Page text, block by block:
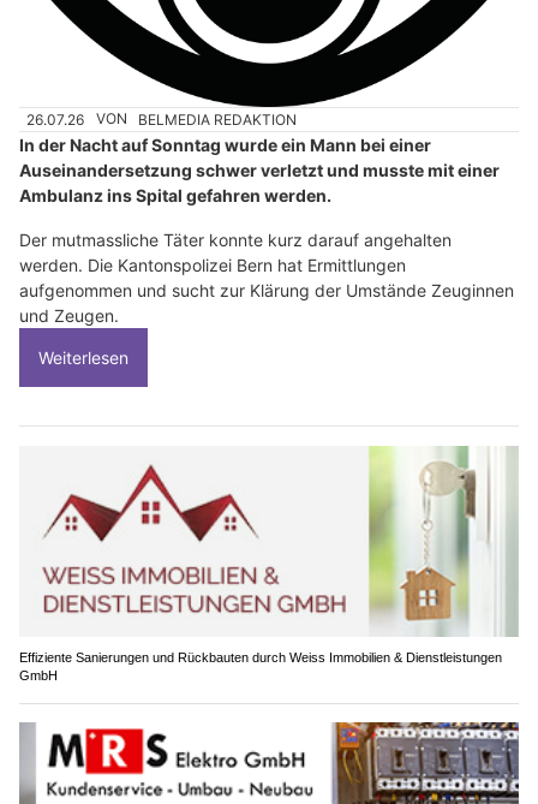
26.07.26 VON BELMEDIA REDAKTION
In der Nacht auf Sonntag wurde ein Mann bei einer
Auseinandersetzung schwer verletzt und musste mit einer
Ambulanz ins Spital gefahren werden.
Der mutmassliche Täter konnte kurz darauf angehalten
werden. Die Kantonspolizei Bern hat Ermittlungen
aufgenommen und sucht zur Klärung der Umstände Zeuginnen
und Zeugen.
Weiterlesen
Effiziente Sanierungen und Rückbauten durch Weiss Immobilien & Dienstleistungen
GmbH